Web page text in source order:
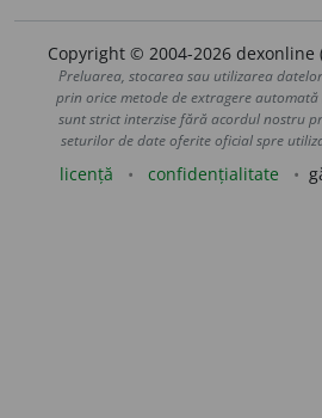
Copyright © 2004-2026
Preluarea, stocarea sau utilizarea
prin orice metode de extragere automată
sunt strict interzise fără acordul nostru
seturilor de date oferite oficial spre
licență confidențialitate